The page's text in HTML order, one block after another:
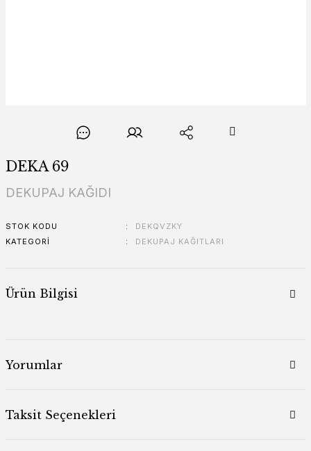
DEKA 69
DEKUPAJ KAĞIDI
STOK KODU
DEKQVZKY
KATEGORI
DEKUPAJ KAĞITLARI
Ürün Bilgisi
Yorumlar
Taksit Seçenekleri